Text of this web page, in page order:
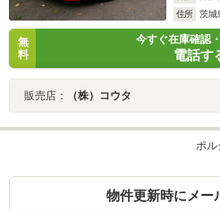
住所
茨城
無
料
今すぐ在庫確認
電話す
販売店： （株）コウタ
ポル
物件更新時にメー